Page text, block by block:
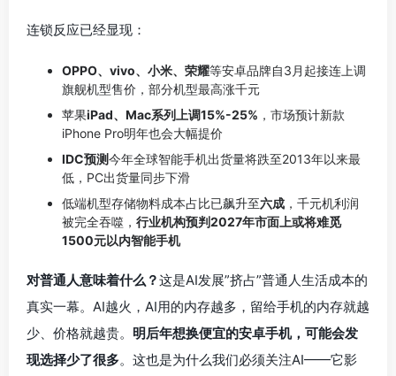
连锁反应已经显现：
OPPO、vivo、小米、荣耀等安卓品牌自3月起接连上调
旗舰机型售价，部分机型最高涨千元
苹果iPad、Mac系列上调15%-25% ，市场预计新款
iPhone Pro明年也会大幅提价
IDC预测今年全球智能手机出货量将跌至2013年以来最
低，PC出货量同步下滑
低端机型存储物料成本占比已飙升至六成 ，千元机利润
被完全吞噬， 行业机构预判2027年市面上或将难觅
1500元以内智能手机
对普通人意味着什么？这是AI发展”挤占”普通人生活成本的
真实一幕。AI越火，AI用的内存越多，留给手机的内存就越
少、价格就越贵。 明后年想换便宜的安卓手机，可能会发
现选择少了很多。这也是为什么我们必须关注AI——它影